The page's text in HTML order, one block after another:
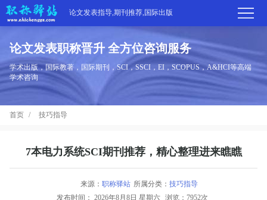
论文发表指导,期刊推荐,国际出版
首
页
学
论文发表职称晋升 全方位咨询服务
学术出版，国际教著，国际期刊，SCI，SSCI，EI，SCOPUS，A&HCI等高端
学术咨询
首页 技巧指导
7本电力系统SCI期刊推荐，精心整理进来瞧瞧
来源： 职称驿站 所属分类： 技巧指导
发布时间： 2026年8月8日 星期六 浏览：7952次